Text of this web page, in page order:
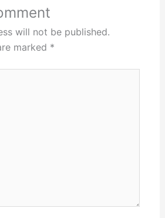
will not be published.
marked *